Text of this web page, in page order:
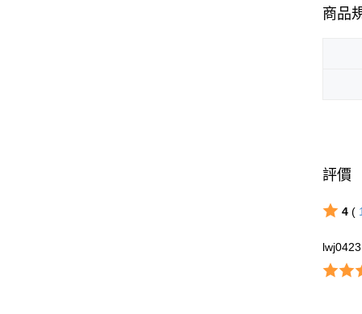
商品
評價
4(
lwj0423